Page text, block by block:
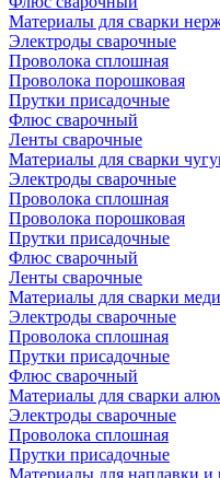
Материалы для сварки
Электроды сварочные
Проволока сплошная
Проволока порошковая
Прутки присадочные
Флюс сварочный
Ленты сварочные
Материалы для сварки
Электроды сварочные
Проволока сплошная
Проволока порошковая
Прутки присадочные
Флюс сварочный
Ленты сварочные
Материалы для сварки
Электроды сварочные
Проволока сплошная
Прутки присадочные
Флюс сварочный
Материалы для сварки
Электроды сварочные
Проволока сплошная
Прутки присадочные
Материалы для наплавки и